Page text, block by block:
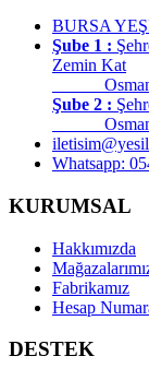
BURSA
Şube 1 :
Zemin Kat
Şube 2 :
Whatsapp:
KURUMSAL
Hakkımızda
Fabrikamız
Hesap
DESTEK